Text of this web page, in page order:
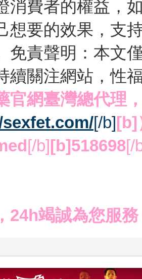
消費者的權益，
想要的效果，支
免責聲明：本文
續關注網站，性
官網臺灣總代理
[/b][b]
[/b][b]518698[/
24h竭誠為您服